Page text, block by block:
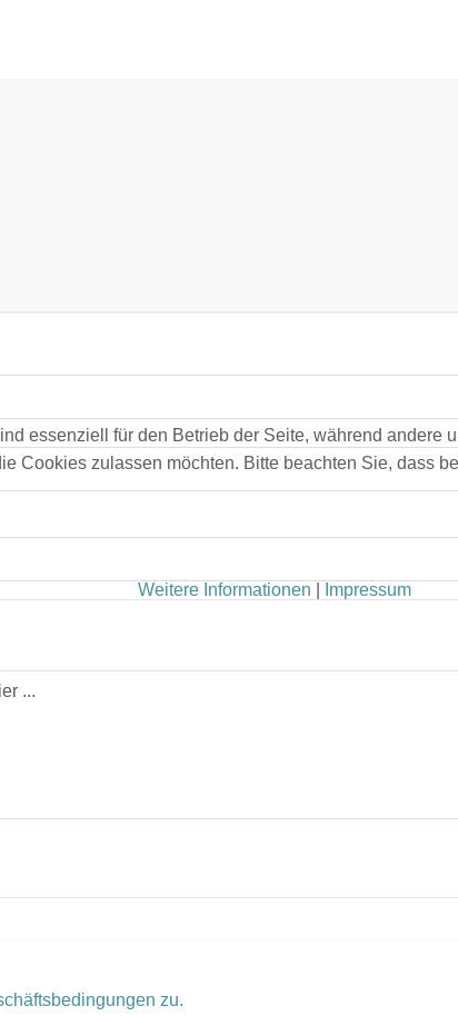
[VKG / DK] (2024)
zu.
essenziell für den Betrieb der Seite, während andere
Cookies zulassen möchten. Bitte beachten Sie, dass
Weitere Informationen Impressum